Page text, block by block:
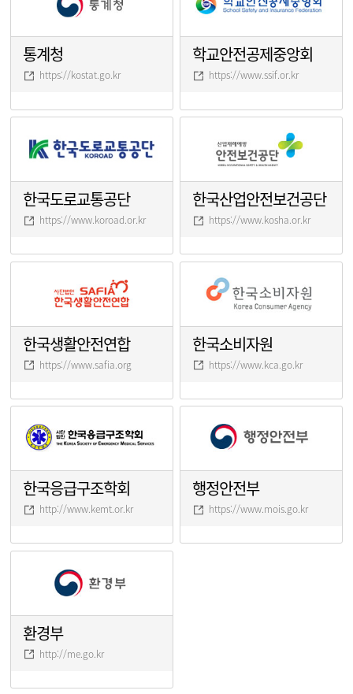
통계청
https://kostat.go.kr
학교안전공제중앙회
https://www.ssif.or.kr
한국도로교통공단
https://www.koroad.or.kr
한국산업안전보건공단
https://www.kosha.or.kr
한국생활안전연합
https://www.safia.org
한국소비자원
https://www.kca.go.kr
한국응급구조학회
http://www.kemt.or.kr
행정안전부
https://www.mois.go.kr
환경부
http://me.go.kr